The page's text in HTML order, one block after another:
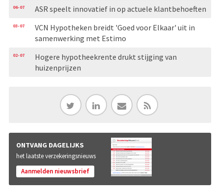
06-07 ASR speelt innovatief in op actuele klantbehoeften
03-07
VCN Hypotheken breidt 'Goed voor Elkaar' uit in
samenwerking met Estimo
02-07
Hogere hypotheekrente drukt stijging van
huizenprijzen
ONTVANG DAGELIJKS
het laatste verzekeringsnieuws
Aanmelden nieuwsbrief